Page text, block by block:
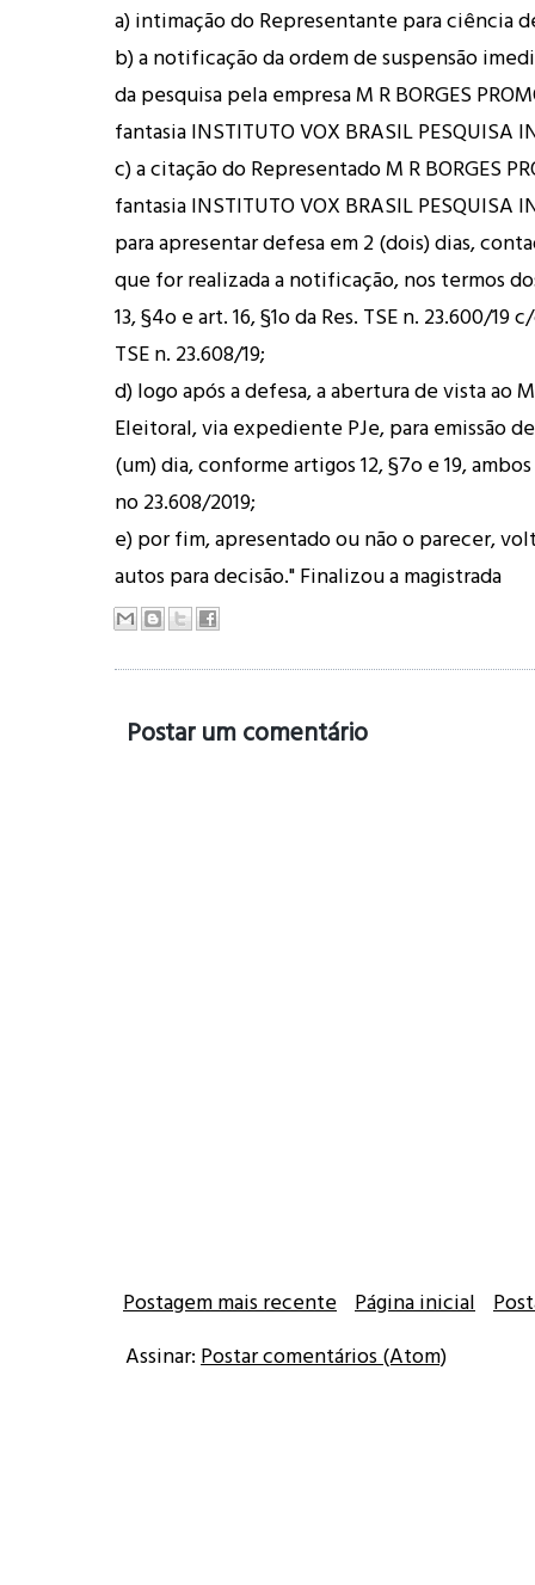
a) intimação do Representante para ciência
b) a notificação da ordem de suspensão
da pesquisa pela empresa M R BORGES
fantasia INSTITUTO VOX BRASIL PESQUISA
c) a citação do Representado M R BORGES
fantasia INSTITUTO VOX BRASIL PESQUISA
para apresentar defesa em 2 (dois) dias,
que for realizada a notificação, nos termos
13, §4o e art. 16, §1o da Res. TSE n. 23.600/19
TSE n. 23.608/19;
d) logo após a defesa, a abertura de vista ao
Eleitoral, via expediente PJe, para emissão
(um) dia, conforme artigos 12, §7o e 19,
no 23.608/2019;
e) por fim, apresentado ou não o parecer,
autos para decisão." Finalizou a magistrada
Postar um comentário
Postagem mais recente Página inicial
Assinar: Postar comentários (Atom)